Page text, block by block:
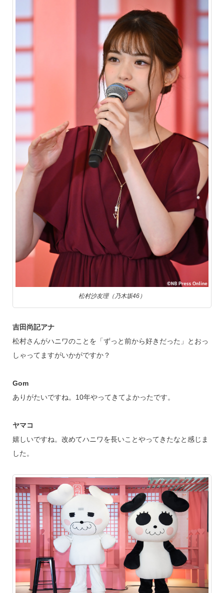
松村沙友理（乃木坂46）
吉田尚記アナ
松村さんがハニワのことを「ずっと前から好きだった」とおっ
しゃってますがいかがですか？
Gom
ありがたいですね。10年やってきてよかったです。
ヤマコ
嬉しいですね。改めてハニワを長いことやってきたなと感じま
した。